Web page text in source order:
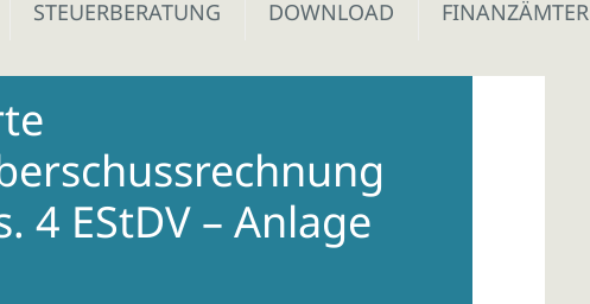
STEUERBERATUNG DOWNLOAD FINANZÄMTER
4 EStDV – Anlage